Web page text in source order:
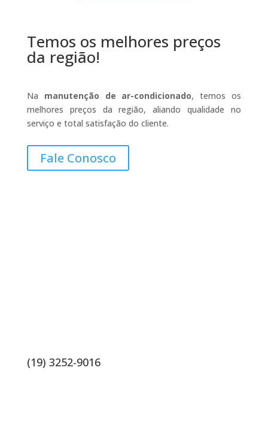
Temos os melhores preços
da região!
Na manutenção de ar-condicionado, temos os
melhores preços da região, aliando qualidade no
serviço e total satisfação do cliente.
Fale Conosco
(19) 3252-9016